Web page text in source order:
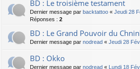
BD : Le troisième testament
Dernier message par backtattoo « Jeudi 28
Réponses : 2
BD : Le Grand Pouvoir du
Dernier message par nodread « Jeudi 28
BD : Okko
Dernier message par nodread « Lundi 18